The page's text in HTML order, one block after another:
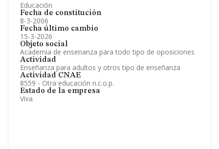
Educación
Fecha de constitución
8-3-2006
Fecha último cambio
15-3-2026
Objeto social
Academia de ensenanza para todo tipo de oposiciones
Actividad
Enseñanza para adultos y otros tipo de enseñanza
Actividad CNAE
8559 - Otra educación n.c.o.p.
Estado de la empresa
Viva